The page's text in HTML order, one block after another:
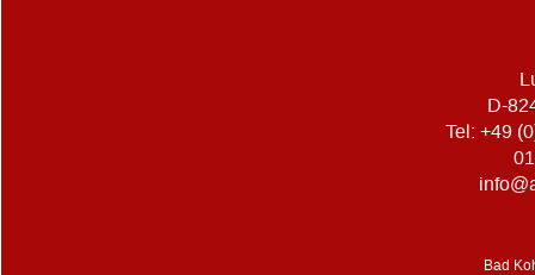
D-
Tel: +49
Bad